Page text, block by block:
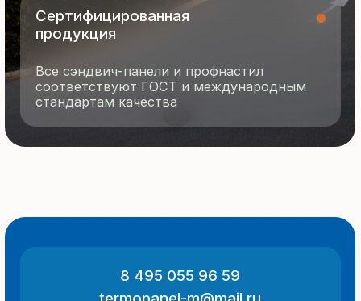
Новости
Технология производства
О компании
Портфолио
Все указанные на сайте цены